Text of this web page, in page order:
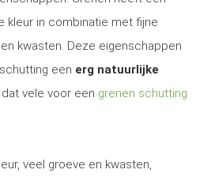
kleur in combinatie met fijne
kwasten. Deze eigenschappen
een erg natuurlijke
vele voor een grenen schutting
veel groeve en kwasten,